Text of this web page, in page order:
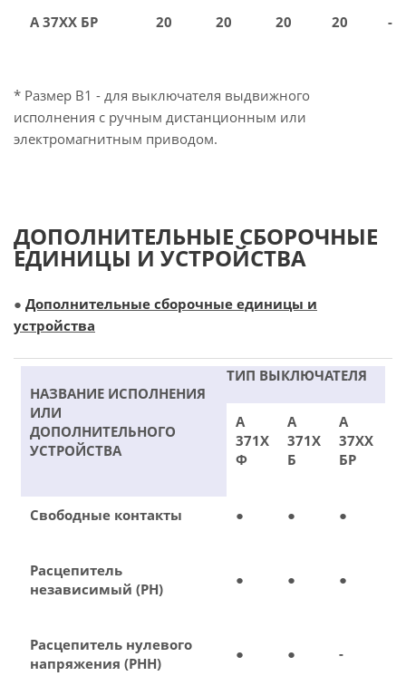
А 37ХХ БР 20 20 20 20 -
* Размер В1 - для выключателя выдвижного
исполнения с ручным дистанционным или
электромагнитным приводом.
ДОПОЛНИТЕЛЬНЫЕ СБОРОЧНЫЕ
ЕДИНИЦЫ И УСТРОЙСТВА
● Дополнительные сборочные единицы и
устройства
НАЗВАНИЕ ИСПОЛНЕНИЯ
ИЛИ
ДОПОЛНИТЕЛЬНОГО
УСТРОЙСТВА
ТИП ВЫКЛЮЧАТЕЛЯ
А
371Х
Ф
А
371Х
Б
А
37ХХ
БР
Свободные контакты ● ● ●
Расцепитель
независимый (РН)
● ● ●
Расцепитель нулевого
напряжения (РНН)
● ● -